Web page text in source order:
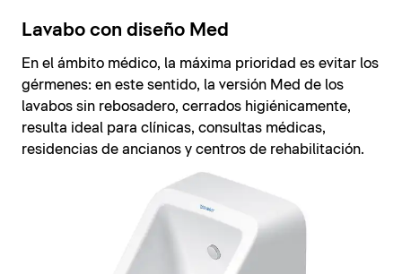
Lavabo con diseño Med
En el ámbito médico, la máxima prioridad es evitar los
gérmenes: en este sentido, la versión Med de los
lavabos sin rebosadero, cerrados higiénicamente,
resulta ideal para clínicas, consultas médicas,
residencias de ancianos y centros de rehabilitación.